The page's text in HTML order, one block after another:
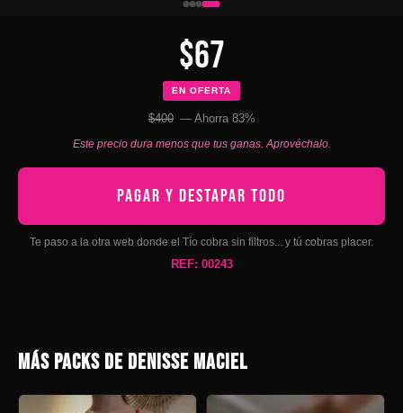
$67
EN OFERTA
$400 — Ahorra 83%
Este precio dura menos que tus ganas. Aprovéchalo.
PAGAR Y DESTAPAR TODO
Te paso a la otra web donde el Tío cobra sin filtros... y tú cobras placer.
REF: 00243
MÁS PACKS DE DENISSE MACIEL